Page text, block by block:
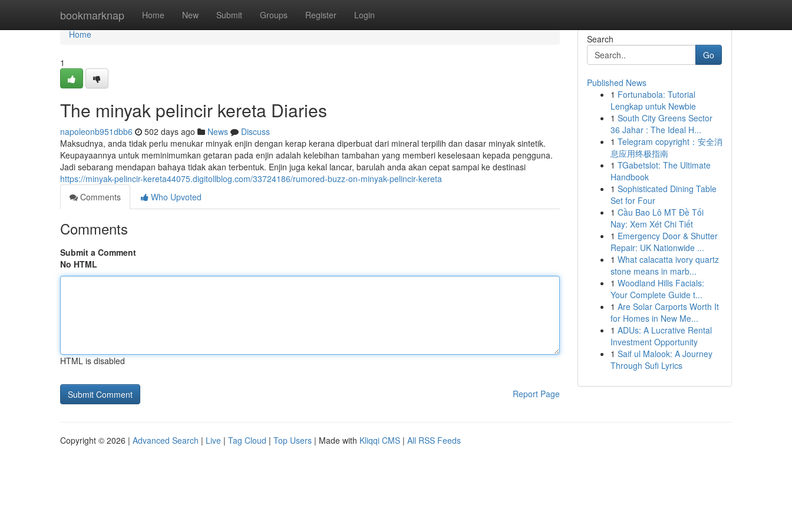
bookmarknap Home New Submit Groups Register Login
Home
Home
1
The minyak pelincir kereta Diaries
napoleonb951dbb6 502 days ago News
Discuss
Maksudnya, anda tidak perlu menukar minyak enjin dengan kerap kerana diperbuat dari mineral terpilih dan dasar minyak sintetik.
Keupayaannya untuk meminimumkan getaran pada enjin adalah kelebihan tambahan yang memberi keselesaan kepada pengguna.
Jadi sebarang mendapan bahaya tidak akan terbentuk. Enjin juga kekal lancar, barulah anda akan cepat sampai ke destinasi
https://minyak-pelincir-kereta44075.digitollblog.com/33724186/rumored-buzz-on-minyak-pelincir-kereta
Comments
Who Upvoted
Comments
Submit a Comment
No HTML
HTML is disabled
Report Page
Search
Go
Published News
1 Fortunabola: Tutorial
Lengkap untuk Newbie
1 South City Greens Sector
36 Jahar : The Ideal H...
1 Telegram copyright：安全消
息应用终极指南
1 TGabetslot: The Ultimate
Handbook
1 Sophisticated Dining Table
Set for Four
1 Cầu Bao Lô MT Đề Tối
Nay: Xem Xét Chi Tiết
1 Emergency Door & Shutter
Repair: UK Nationwide ...
1 What calacatta ivory quartz
stone means in marb...
1 Woodland Hills Facials:
Your Complete Guide t...
1 Are Solar Carports Worth It
for Homes in New Me...
1 ADUs: A Lucrative Rental
Investment Opportunity
1 Saif ul Malook: A Journey
Through Sufi Lyrics
Copyright © 2026 | Advanced Search | Live | Tag Cloud | Top Users | Made with Kliqqi CMS | All RSS Feeds